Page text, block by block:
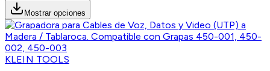
Mostrar opciones
KLEIN TOOLS